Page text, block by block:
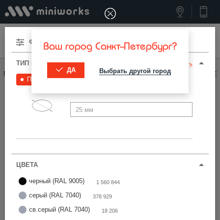
Меню Ваш город Санкт-Петербург?
ДА Выбрать другой город
МИНИВОРКС ПРО ЗАГЛУШКИ ДЛЯ ОТВЕРСТИЙ /ПОД ОТВЕРСТИЕ
Фильтры
Найти
Фильтры
ТИП И ПАРАМЕТРЫ Сбросить
Под отверстие
ЦВЕТА
черный (RAL 9005) 1 560 844
серый (RAL 7040) 378 929
св.серый (RAL 7040) 18 206